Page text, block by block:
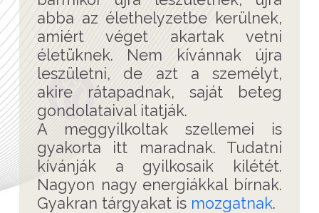
abba az élethelyzetbe kerülnek,
amiért véget akartak vetni
életüknek. Nem kívánnak újra
leszületni, de azt a személyt,
akire rátapadnak, saját beteg
gondolataival itatják.
A meggyilkoltak szellemei is
gyakorta itt maradnak. Tudatni
kívánják a gyilkosaik kilétét.
Nagyon nagy energiákkal bírnak.
Gyakran tárgyakat is mozgatnak.